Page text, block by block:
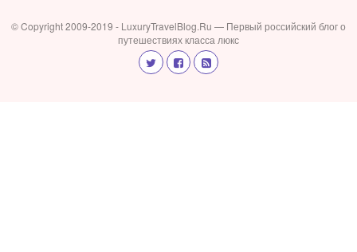
© Copyright 2009-2019 - LuxuryTravelBlog.Ru — Первый российский блог о
путешествиях класса люкс